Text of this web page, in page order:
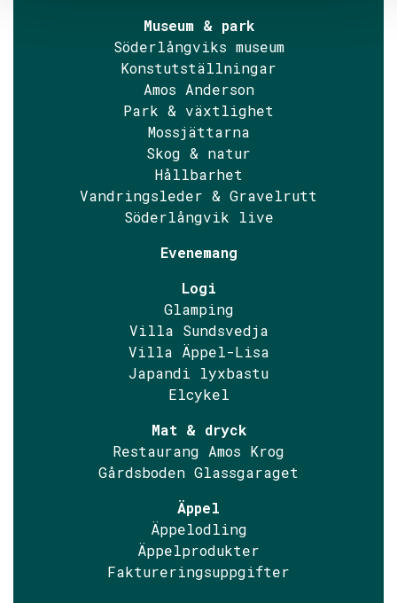
Museum & park
Söderlångviks museum
Konstutställningar
Amos Anderson
Park & växtlighet
Mossjättarna
Skog & natur
Hållbarhet
Vandringsleder & Gravelrutt
Söderlångvik live
Evenemang
Logi
Glamping
Villa Sundsvedja
Villa Äppel-Lisa
Japandi lyxbastu
Elcykel
Mat & dryck
Restaurang Amos Krog
Gårdsboden Glassgaraget
Äppel
Äppelodling
Äppelprodukter
Faktureringsuppgifter